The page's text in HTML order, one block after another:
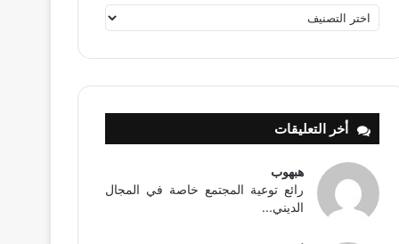
تصنيفات
أخر التعليقات
هبهوب
رائع توعية المجتمع خاصة في المجال
الديني...